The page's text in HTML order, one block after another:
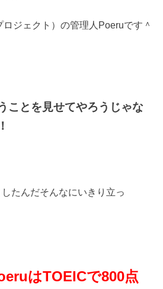
ジェクト）の管理人Poeruです＾
ことを見せてやろうじゃな
たんだそんなにいきり立っ
はTOEICで800点